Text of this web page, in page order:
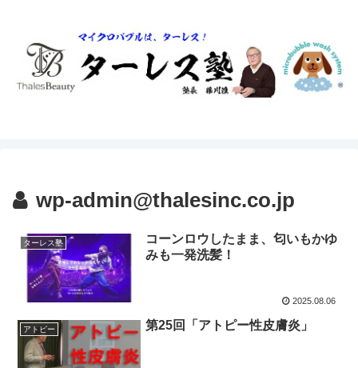
wp-admin@thalesinc.co.jp
ターレス塾
コーンロウしたまま、匂いもかゆ
みも一発洗髪！
2025.08.06
アトピー 第25回「アトピー性皮膚炎」